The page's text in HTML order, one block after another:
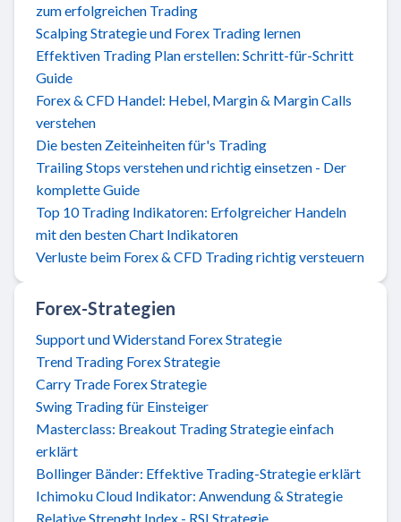
zum erfolgreichen Trading
Scalping Strategie und Forex Trading lernen
Effektiven Trading Plan erstellen: Schritt-für-Schritt
Guide
Forex & CFD Handel: Hebel, Margin & Margin Calls
verstehen
Die besten Zeiteinheiten für's Trading
Trailing Stops verstehen und richtig einsetzen - Der
komplette Guide
Top 10 Trading Indikatoren: Erfolgreicher Handeln
mit den besten Chart Indikatoren
Verluste beim Forex & CFD Trading richtig versteuern
Forex-Strategien
Support und Widerstand Forex Strategie
Trend Trading Forex Strategie
Carry Trade Forex Strategie
Swing Trading für Einsteiger
Masterclass: Breakout Trading Strategie einfach
erklärt
Bollinger Bänder: Effektive Trading-Strategie erklärt
Ichimoku Cloud Indikator: Anwendung & Strategie
Relative Strenght Index - RSI Strategie